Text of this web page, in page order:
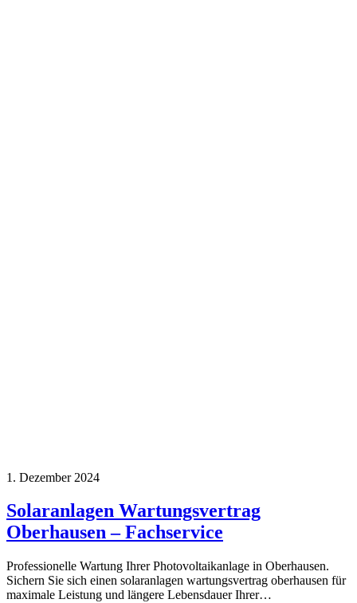
1. Dezember 2024
Solaranlagen Wartungsvertrag
Oberhausen – Fachservice
Professionelle Wartung Ihrer Photovoltaikanlage in Oberhausen.
Sichern Sie sich einen solaranlagen wartungsvertrag oberhausen für
maximale Leistung und längere Lebensdauer Ihrer…